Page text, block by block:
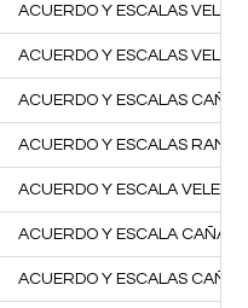
ACUERDO Y ESCALAS
ACUERDO Y ESCALAS
ACUERDO Y ESCALAS
ACUERDO Y ESCALAS RAMA
ACUERDO Y ESCALA VELEZ
ACUERDO Y ESCALA
ACUERDO Y ESCALAS